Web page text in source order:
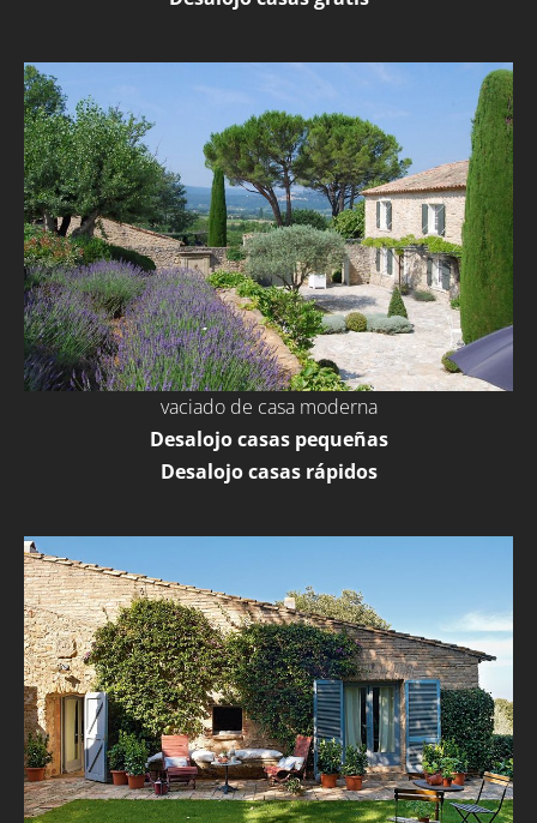
vaciado de casa moderna
Desalojo casas pequeñas
Desalojo casas rápidos